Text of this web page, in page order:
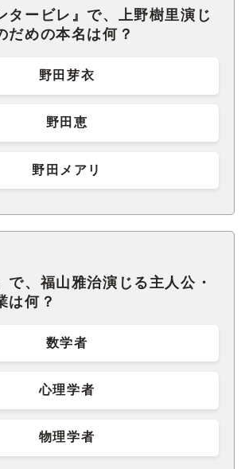
タービレ』で、上野樹里演じ
だめの本名は何？
野田芽衣
野田恵
野田メアリ
で、福山雅治演じる主人公・
は何？
数学者
心理学者
物理学者